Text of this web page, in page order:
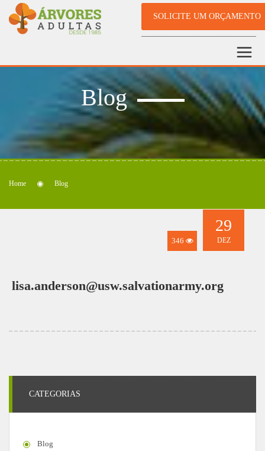
SOLICITE UM ORÇAMENTO
Blog
Home Blog
346
29
DEZ
lisa.anderson@usw.salvationarmy.org
CATEGORIAS
Blog